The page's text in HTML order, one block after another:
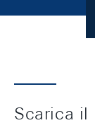
Scarica il